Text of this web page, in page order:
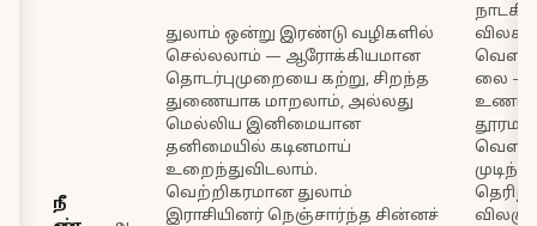
நீ
துலாம் ஒன்று இரண்டு வழிகளில்
செல்லலாம் — ஆரோக்கியமான
தொடர்புமுறையை கற்று, சிறந்த
துணையாக மாறலாம், அல்லது
மெல்லிய இனிமையான
தனிமையில் கடினமாய்
உறைந்துவிடலாம்.
வெற்றிகரமான துலாம்
இராசியினர் நெஞ்சார்ந்த சின்னச்
நாடகீய
லை —